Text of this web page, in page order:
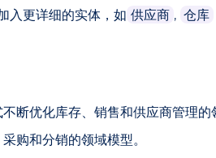
入更详细的实体，如 供应商 , 仓库
断优化库存、销售和供应商管理的
购和分销的领域模型。